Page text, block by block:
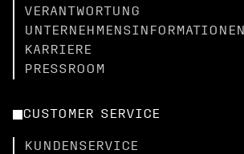
VERANTWORTUNG
UNTERNEHMENSINFORMATIONEN
KARRIERE
PRESSROOM
CUSTOMER SERVICE
KUNDENSERVICE